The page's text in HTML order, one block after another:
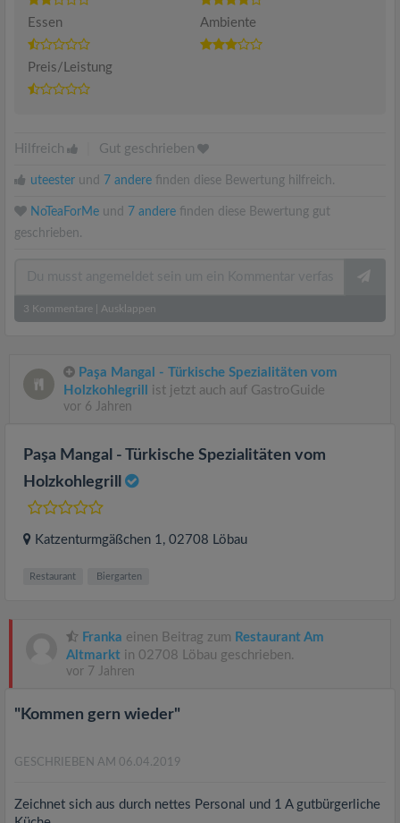
Essen Ambiente
Preis/Leistung
Hilfreich Gut geschrieben
uteester und 7 andere finden diese Bewertung hilfreich.
NoTeaForMe und 7 andere finden diese Bewertung gut
geschrieben.
3 Kommentare Ausklappen
Paşa Mangal - Türkische Spezialitäten vom
Holzkohlegrill
ist jetzt auch auf GastroGuide
vor 6 Jahren
Paşa Mangal - Türkische Spezialitäten vom
Holzkohlegrill
Katzenturmgäßchen 1 , 02708 Löbau
Restaurant Biergarten
Franka einen Beitrag zum Restaurant Am
Altmarkt in 02708 Löbau geschrieben.
vor 7 Jahren
"Kommen gern wieder"
GESCHRIEBEN AM 06.04.2019
Zeichnet sich aus durch nettes Personal und 1 A gutbürgerliche